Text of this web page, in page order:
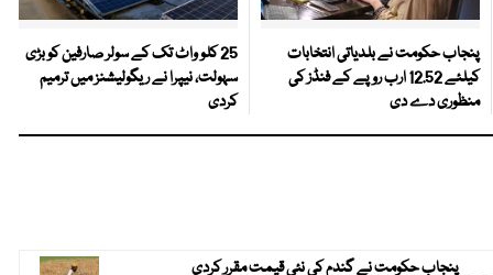
پنجاب حکومت نے بلدیاتی انتخابات
کیلئے 12.52 ارب روپے کے فنڈز کی
منظوری دے دی
25 کلو واٹ تک کے سولر صارفین کو بڑی
سہولت، نیپرا نے ریگولیشنز میں ترمیم
کردی
پنجاب حکومت نے گندم کی نئی قیمت مقرر کردی